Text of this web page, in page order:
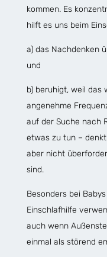
kommen. Es
hilft es uns beim
a) das Nachdenken
und
b) beruhigt, weil das
angenehme
auf der Suche nach
etwas zu tun –
aber nicht
sind.
Besonders bei
Einschlafhilfe
auch wenn
einmal als störend